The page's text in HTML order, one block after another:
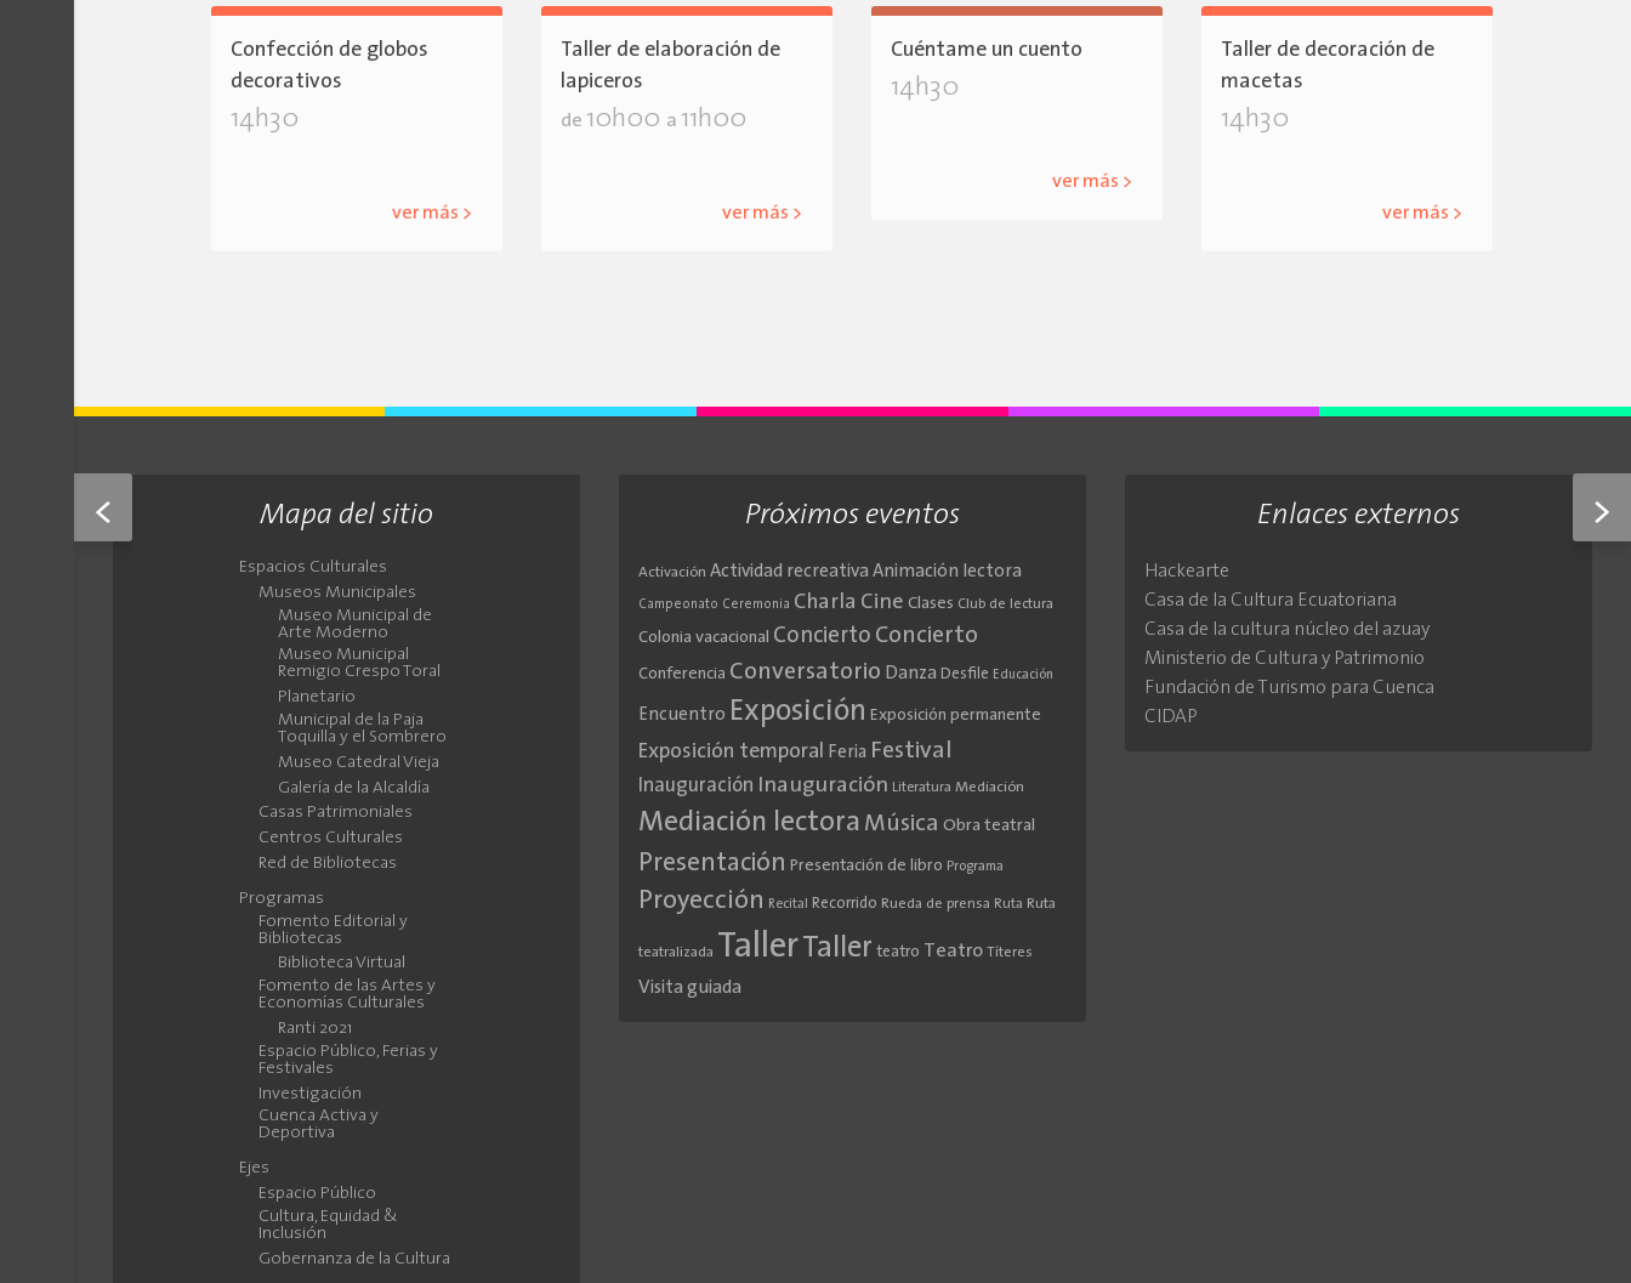
< >
Confección de globos
decorativos
14h30
ver más >
Taller de elaboración de
lapiceros
de 10h00 a 11h00
ver más >
Cuéntame un cuento
14h30
ver más >
Taller de decoración de
macetas
14h30
ver más >
Mapa del sitio
Espacios Culturales
Museos Municipales
Museo Municipal de
Arte Moderno
Museo Municipal
Remigio Crespo Toral
Planetario
Municipal de la Paja
Toquilla y el Sombrero
Museo Catedral Vieja
Galería de la Alcaldía
Casas Patrimoniales
Centros Culturales
Red de Bibliotecas
Programas
Fomento Editorial y
Bibliotecas
Biblioteca Virtual
Fomento de las Artes y
Economías Culturales
Ranti 2021
Espacio Público, Ferias y
Festivales
Investigación
Cuenca Activa y
Deportiva
Ejes
Espacio Público
Cultura, Equidad &
Inclusión
Gobernanza de la Cultura
Próximos eventos
Activación Actividad recreativa Animación lectora
Campeonato Ceremonia Charla Cine Clases Club de lectura
Colonia vacacional Concierto Concierto
Conferencia Conversatorio Danza Desfile Educación
Encuentro Exposición Exposición permanente
Exposición temporal Feria Festival
Inauguración Inauguración Literatura Mediación
Mediación lectora Música Obra teatral
Presentación Presentación de libro Programa
Proyección Recital Recorrido Rueda de prensa Ruta Ruta
teatralizada TallerTaller teatro Teatro Títeres
Visita guiada
Enlaces externos
Hackearte
Casa de la Cultura Ecuatoriana
Casa de la cultura núcleo del azuay
Ministerio de Cultura y Patrimonio
Fundación de Turismo para Cuenca
CIDAP